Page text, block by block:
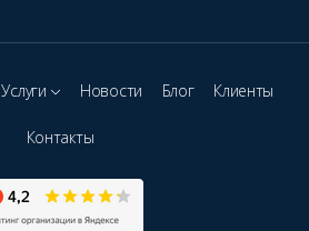
Услуги Новости Блог Клиенты
Контакты